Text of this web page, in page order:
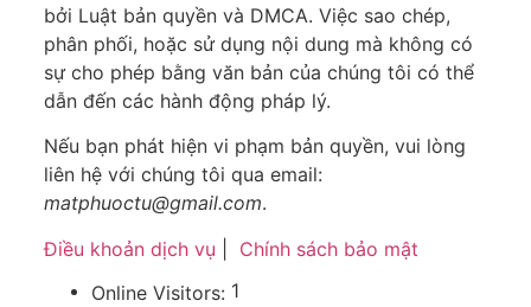
bởi Luật bản quyền và DMCA. Việc sao chép,
phân phối, hoặc sử dụng nội dung mà không có
sự cho phép bằng văn bản của chúng tôi có thể
dẫn đến các hành động pháp lý.
Nếu bạn phát hiện vi phạm bản quyền, vui lòng
liên hệ với chúng tôi qua email:
matphuoctu@gmail.com.
Điều khoản dịch vụ
Chính sách bảo mật
Online Visitors: 1